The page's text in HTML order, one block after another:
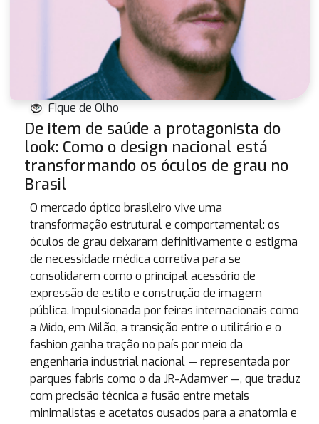
Fique de Olho
De item de saúde a protagonista do
look: Como o design nacional está
transformando os óculos de grau no
Brasil
O mercado óptico brasileiro vive uma
transformação estrutural e comportamental: os
óculos de grau deixaram definitivamente o estigma
de necessidade médica corretiva para se
consolidarem como o principal acessório de
expressão de estilo e construção de imagem
pública. Impulsionada por feiras internacionais como
a Mido, em Milão, a transição entre o utilitário e o
fashion ganha tração no país por meio da
engenharia industrial nacional — representada por
parques fabris como o da JR-Adamver —, que traduz
com precisão técnica a fusão entre metais
minimalistas e acetatos ousados para a anatomia e